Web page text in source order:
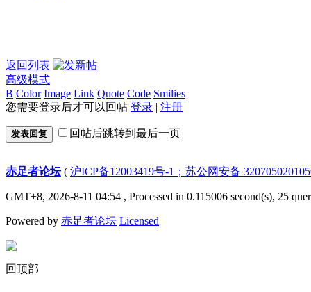
返回列表
高级模式
B Color Image Link Quote Code Smilies
您需要登录后才可以回帖 登录 | 注册
发表回复 回帖后跳转到最后一页
赤足者论坛( 沪ICP备12003419号-1；苏公网安备
GMT+8, 2026-8-11 04:54 , Processed in 0.115006 second(s), 25
Powered by 赤足者论坛 Licensed
回顶部